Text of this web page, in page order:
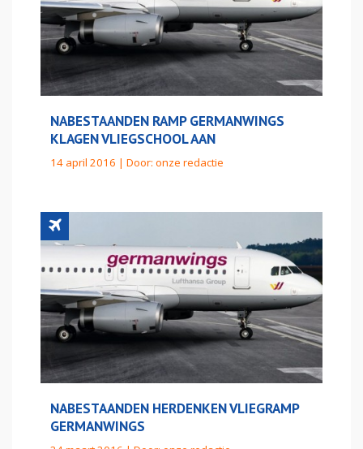
NABESTAANDEN RAMP GERMANWINGS
KLAGEN VLIEGSCHOOL AAN
14 april 2016 | Door: onze redactie
NABESTAANDEN HERDENKEN VLIEGRAMP
GERMANWINGS